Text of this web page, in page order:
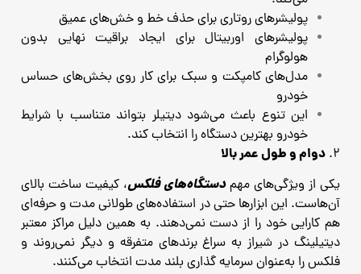
پولیشرهای روتاری برای حذف خط و خش‌های عمیق
پولیشرهای اوربیتال برای ایجاد براقیت نهایی بدون
هولوگرام
مدل‌های کامپکت و سبک برای کار روی بخش‌های حساس
خودرو
این تنوع باعث می‌شود دیتیلر بتواند متناسب با شرایط
خودرو بهترین دستگاه را انتخاب کند.
۲. دوام و طول عمر بالا
یکی از ویژگی‌های مهمدستگاه‌های فلکس، کیفیت ساخت بالای
آن‌هاست. این ابزارها حتی در استفاده‌های طولانی‌ مدت و حرفه‌ای
هم کارایی خود را از دست نمی‌دهند. به همین دلیل مراکز معتبر
دیتیلینگ در شیراز به سراغ برندهای متفرقه و دیگر نمی‌روند و
فلکس را به‌عنوان سرمایه ‌گذاری بلند مدت انتخاب می‌کنند.